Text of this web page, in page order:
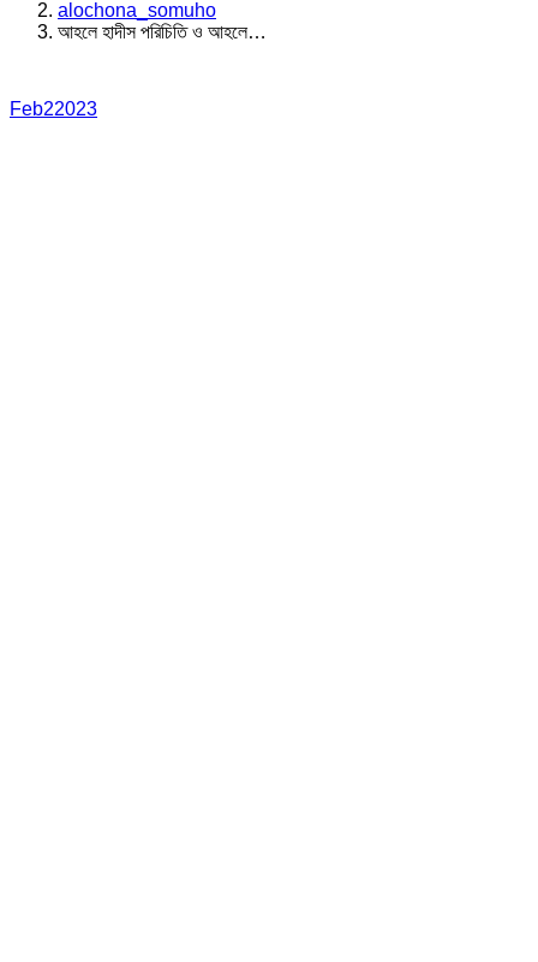
alochona_somuho
আহলে হাদীস পরিচিতি ও আহলে…
Feb22023